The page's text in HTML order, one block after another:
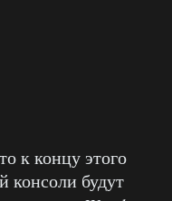
к концу этого
консоли будут